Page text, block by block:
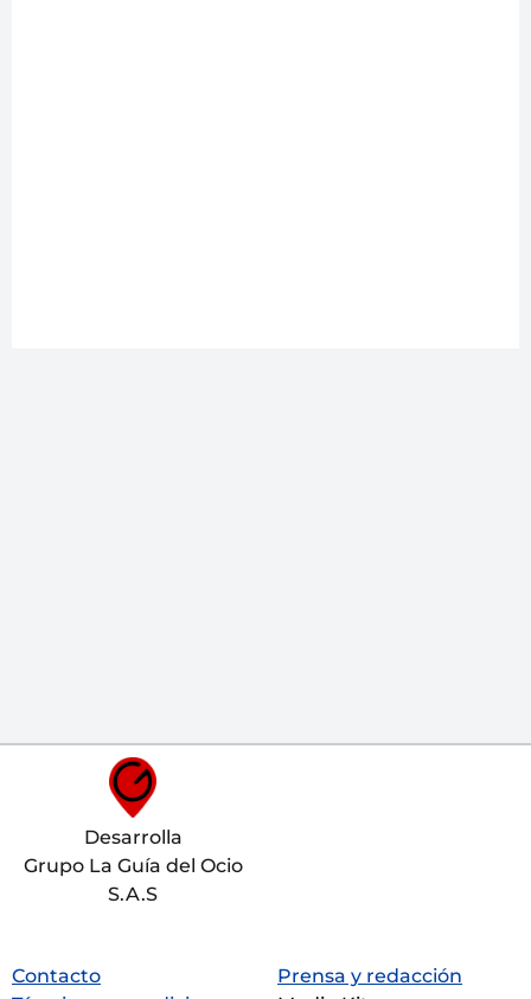
Desarrolla
Grupo La Guía del Ocio
S.A.S
Contacto
Prensa y redacción